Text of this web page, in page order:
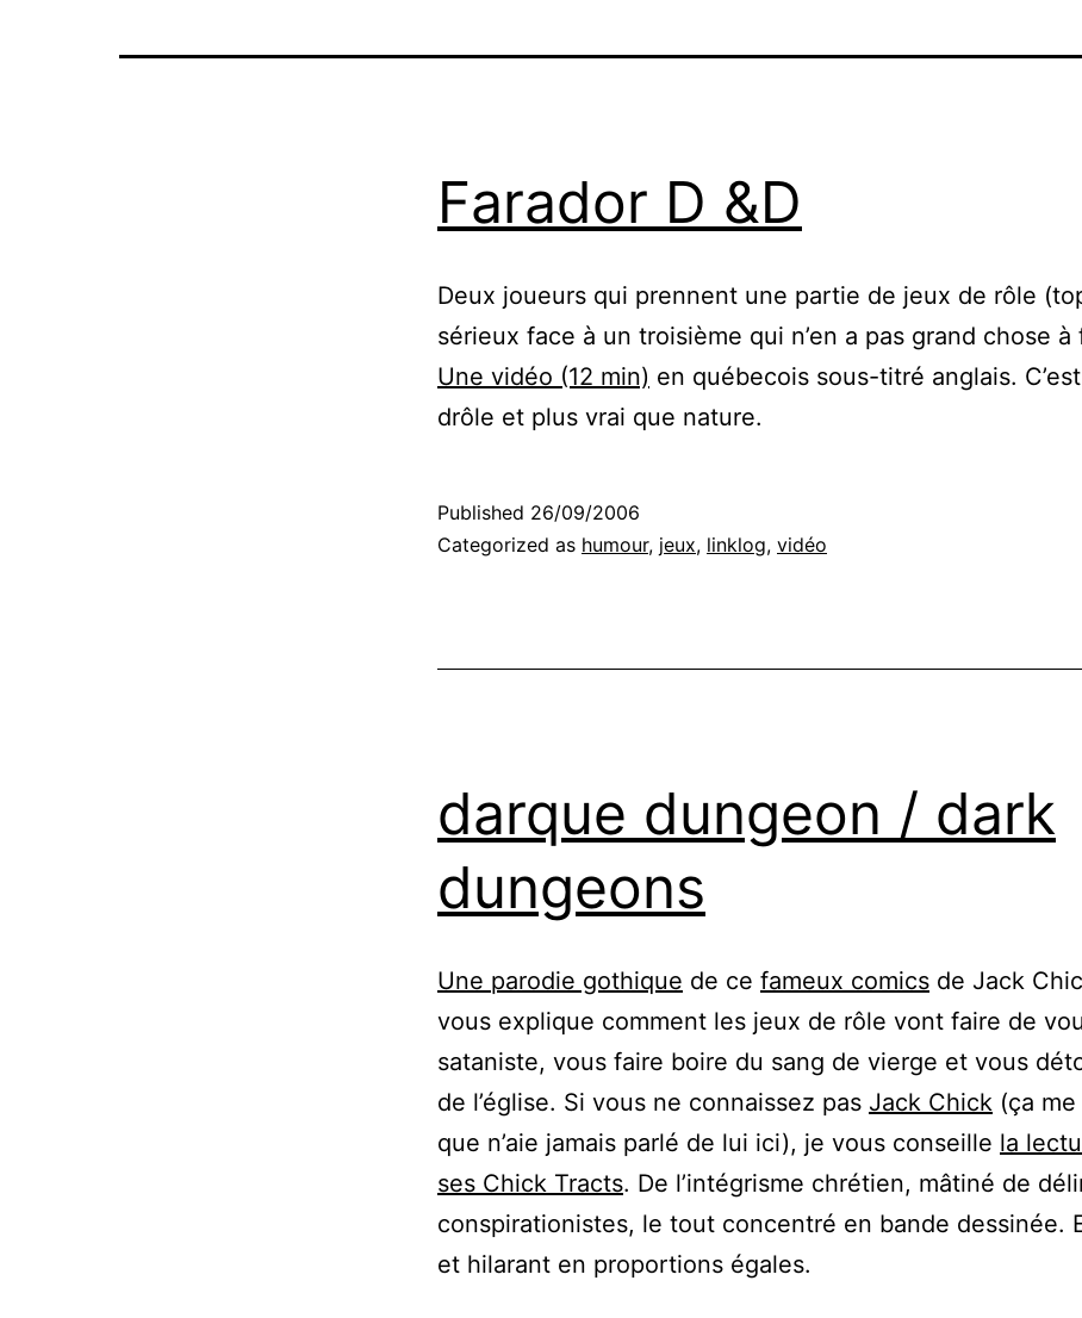
Farador D &D
Deux joueurs qui prennent une partie de jeux de rôle
sérieux face à un troisième qui n’en a pas grand chose à
Une vidéo (12 min) en québecois sous-titré anglais.
drôle et plus vrai que nature.
Published 26/09/2006
Categorized as humour, jeux, linklog, vidéo
darque dungeon / dark
dungeons
Une parodie gothique de ce fameux comics de Jack
vous explique comment les jeux de rôle vont faire de
sataniste, vous faire boire du sang de vierge et vous
de l’église. Si vous ne connaissez pas Jack Chick (ça
que n’aie jamais parlé de lui ici), je vous conseille la
ses Chick Tracts. De l’intégrisme chrétien, mâtiné de
conspirationistes, le tout concentré en bande dessinée.
et hilarant en proportions égales.